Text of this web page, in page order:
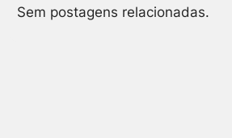
Sem postagens relacionadas.